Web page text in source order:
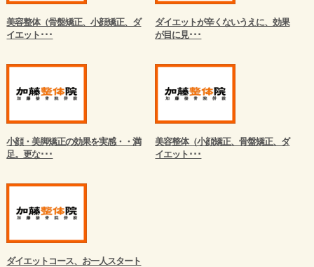
美容整体（骨盤矯正、小顔矯正、ダ
イエット･･･
ダイエットが辛くないうえに、効果
が目に見･･･
小顔・美脚矯正の効果を実感・・満
足。更な･･･
美容整体（小顔矯正、骨盤矯正、ダ
イエット･･･
ダイエットコース、お一人スタート